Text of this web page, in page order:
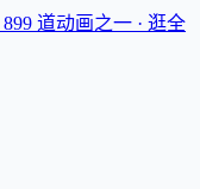
899 道动画之一 · 逛全